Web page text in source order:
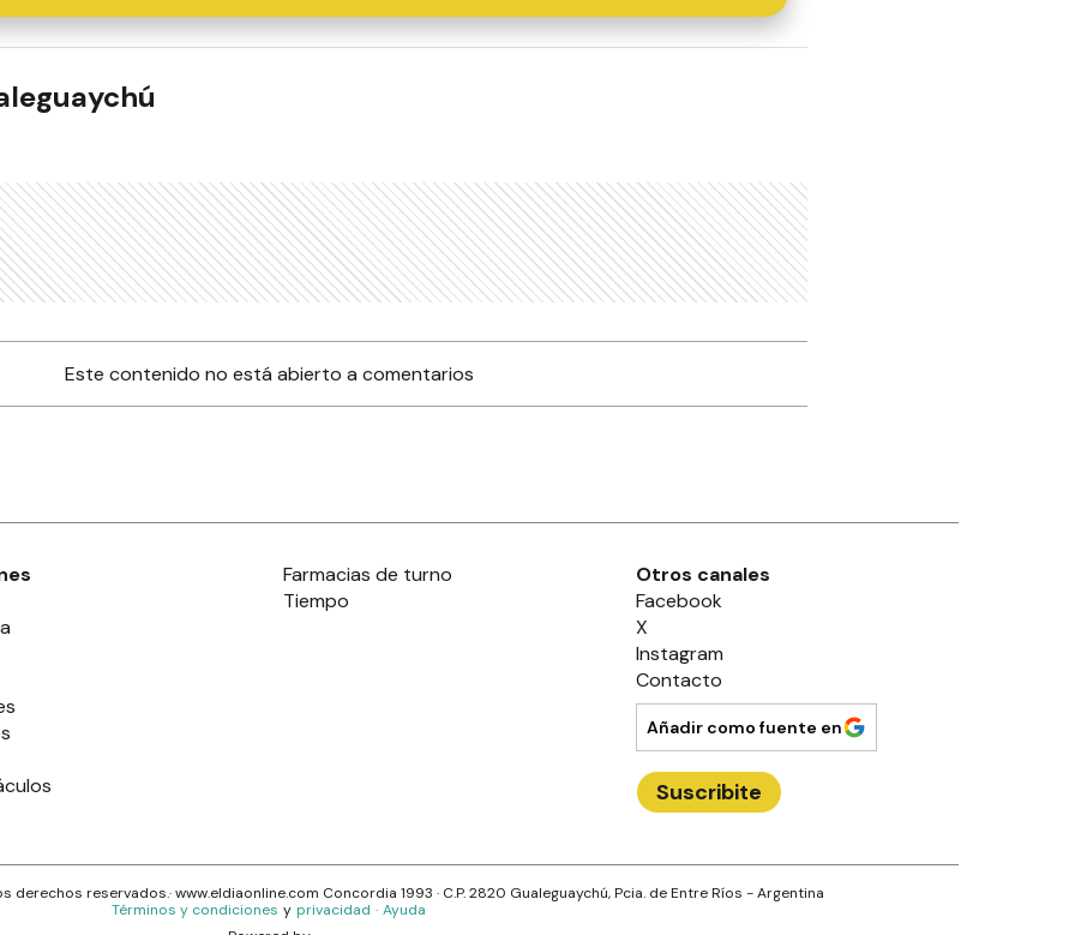
Este contenido no está abierto a comentarios
Farmacias de turno
Tiempo
Otros canales
Facebook
X
Instagram
Contacto
Añadir como fuente en
Suscribite
derechos reservados.· www.eldiaonline.com Concordia 1993 · C.P.2820 Gualeguaychú, Pcia. de Entre Ríos - Argentina
Términos y condiciones y privacidad · Ayuda